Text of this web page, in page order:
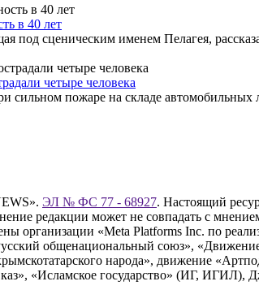
в 40 лет
под сценическим именем Пелагея,
четыре человека
сильном пожаре на складе автомобильных
ЭЛ № ФС 77 - 68927. Настоящий
редакции может не совпадать с
организации «Meta Platforms Inc. по
общенациональный союз»,
народа», движение
«Исламское государство» (ИГ, ИГИЛ),